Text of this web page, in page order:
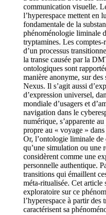
communication visuelle.
l’hyperespace mettent en
fondamentale de la
phénoménologie liminale
tryptamines. Les
d’un processus
la transe causée par la
ontologiques sont
manière anonyme, sur
Nexus. Il s’agit aussi
d’expression universel,
mondiale d’usagers et
navigation dans le
numérique, s’apparente
propre au « voyage »
Or, l’ontologie liminale de
qu’une simulation ou une
considèrent comme une
personnelle authentique.
transitions qui émaillent
méta-ritualisée. Cet article
exploratoire sur ce
l’hyperespace à partir
caractérisent sa